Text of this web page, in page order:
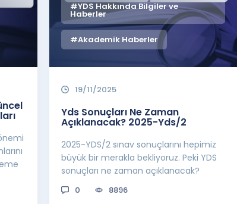
#YDS Hakkında Bilgiler ve
Haberler
#Akademik Haberler
19/11/2025
Yds Sonuçları Ne Zaman
Açıklanacak? 2025-Yds/2
2025-YDS/2 sınav sonuçlarını hepimiz
büyük bir merakla bekliyoruz. Peki YDS
sonuçları ne zaman açıklanacak?
0 8896